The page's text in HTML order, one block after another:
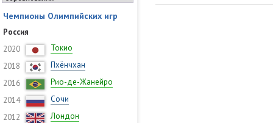
Чемпионы Олимпийских игр
Россия
2020
Токио
2018
Пхёнчхан
2016
Рио-де-Жанейро
2014
Сочи
2012
Лондон